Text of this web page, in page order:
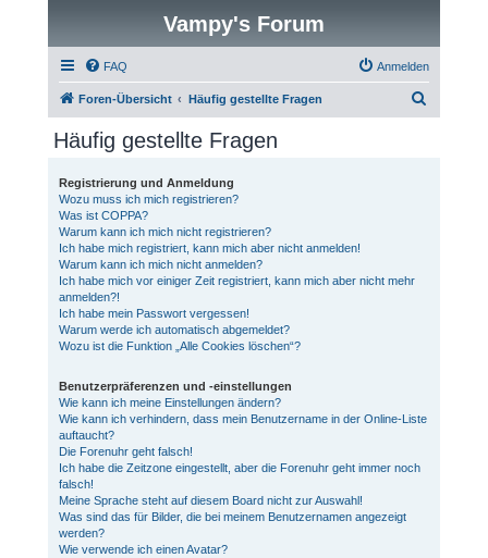
Vampy's Forum
FAQ Anmelden
Foren-Übersicht Häufig gestellte Fragen
Häufig gestellte Fragen
Registrierung und Anmeldung
Wozu muss ich mich registrieren?
Was ist COPPA?
Warum kann ich mich nicht registrieren?
Ich habe mich registriert, kann mich aber nicht anmelden!
Warum kann ich mich nicht anmelden?
Ich habe mich vor einiger Zeit registriert, kann mich aber nicht mehr
anmelden?!
Ich habe mein Passwort vergessen!
Warum werde ich automatisch abgemeldet?
Wozu ist die Funktion „Alle Cookies löschen“?
Benutzerpräferenzen und -einstellungen
Wie kann ich meine Einstellungen ändern?
Wie kann ich verhindern, dass mein Benutzername in der Online-Liste
auftaucht?
Die Forenuhr geht falsch!
Ich habe die Zeitzone eingestellt, aber die Forenuhr geht immer noch
falsch!
Meine Sprache steht auf diesem Board nicht zur Auswahl!
Was sind das für Bilder, die bei meinem Benutzernamen angezeigt
werden?
Wie verwende ich einen Avatar?